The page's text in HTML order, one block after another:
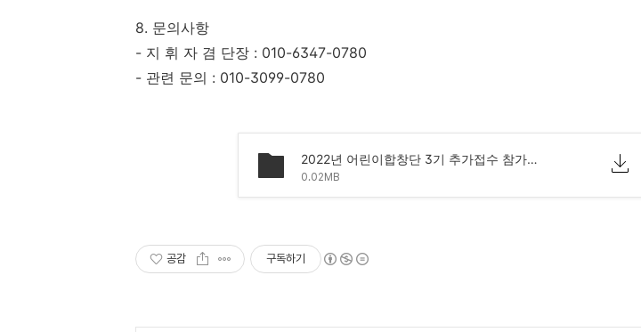
8. 문의사항
- 지 휘 자 겸 단장 : 010-6347-0780
- 관련 문의 : 010-3099-0780
2022년 어린이합창단 3기 추가접수 참가신청서.hwp
0.02MB
공감 구독하기